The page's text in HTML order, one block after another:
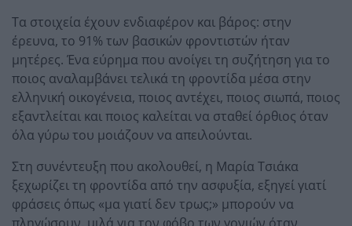
Τα στοιχεία έχουν ενδιαφέρον και βάρος: στην
έρευνα, το 91% των βασικών φροντιστών ήταν
μητέρες. Ένα εύρημα που ανοίγει τη συζήτηση για το
ποιος αναλαμβάνει τελικά τη φροντίδα μέσα στην
ελληνική οικογένεια, ποιος αντέχει, ποιος σιωπά, ποιος
εξαντλείται και ποιος καλείται να σταθεί όρθιος όταν
όλα γύρω του μοιάζουν να απειλούνται.
Στη συνέντευξη που ακολουθεί, η Μαρία Τσιάκα
ξεχωρίζει τη φροντίδα από την ασφυξία, εξηγεί γιατί
φράσεις όπως «μα γιατί δεν τρως;» μπορούν να